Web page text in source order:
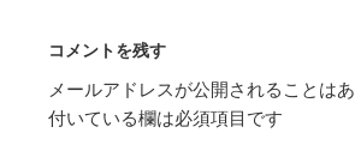
コメントを残す
メールアドレスが公開されることはあ
付いている欄は必須項目です